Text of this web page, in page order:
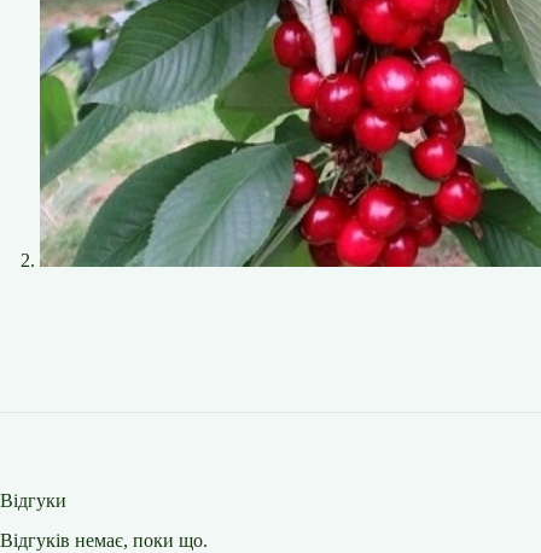
Відгуки
Відгуків немає, поки що.